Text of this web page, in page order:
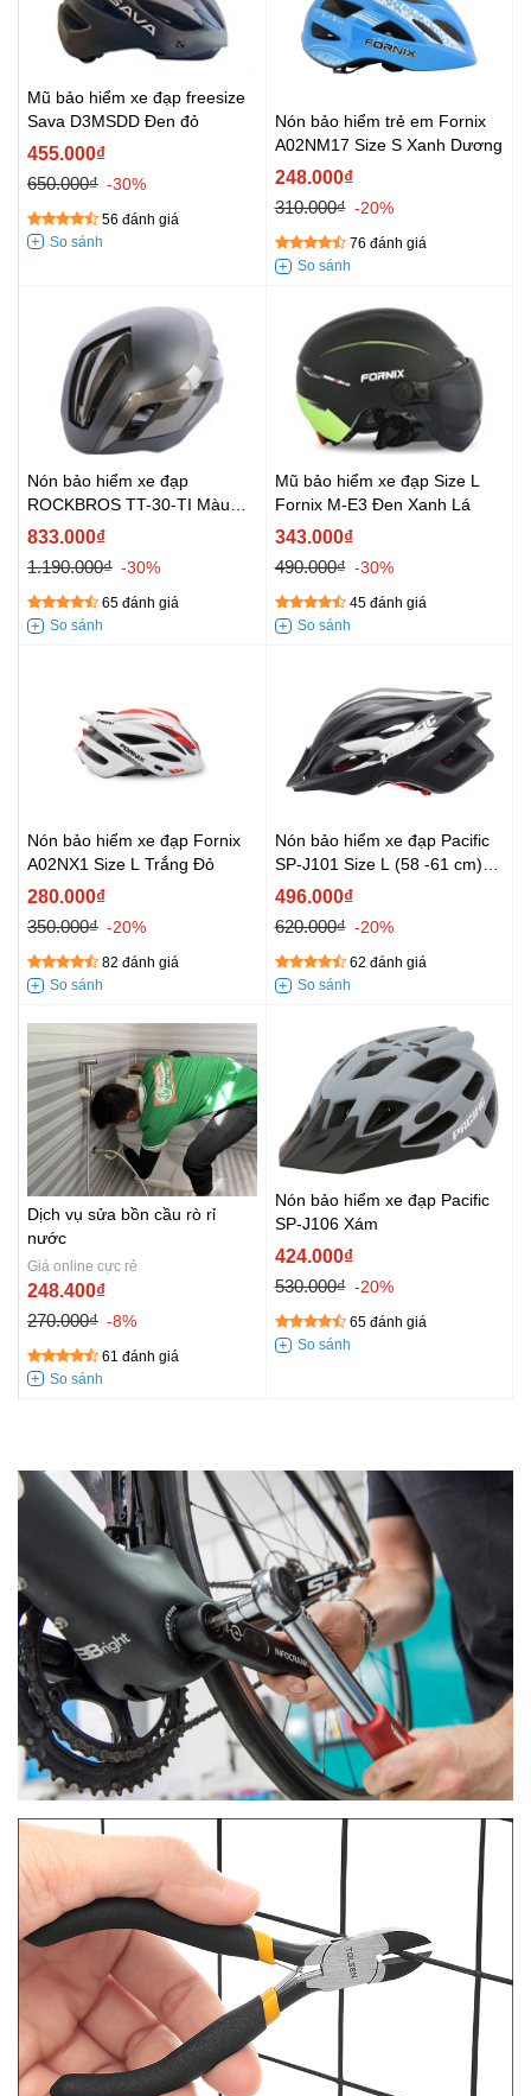
Mũ bảo hiểm xe đạp freesize
Sava D3MSDD Đen đỏ
455.000₫
650.000₫ -30%
56 đánh giá
Nón bảo hiểm trẻ em Fornix
A02NM17 Size S Xanh Dương
248.000₫
310.000₫ -20%
76 đánh giá
Nón bảo hiểm xe đạp
ROCKBROS TT-30-TI Màu
Nâu
833.000₫
1.190.000₫ -30%
65 đánh giá
Mũ bảo hiểm xe đạp Size L
Fornix M-E3 Đen Xanh Lá
343.000₫
490.000₫ -30%
45 đánh giá
Nón bảo hiểm xe đạp Fornix
A02NX1 Size L Trắng Đỏ
280.000₫
350.000₫ -20%
82 đánh giá
Nón bảo hiểm xe đạp Pacific
SP-J101 Size L (58 -61 cm)
Đen Trắng
496.000₫
620.000₫ -20%
62 đánh giá
Dịch vụ sửa bồn cầu rò rỉ
nước
Giá online cực rẻ
248.400₫
270.000₫ -8%
61 đánh giá
Nón bảo hiểm xe đạp Pacific
SP-J106 Xám
424.000₫
530.000₫ -20%
65 đánh giá